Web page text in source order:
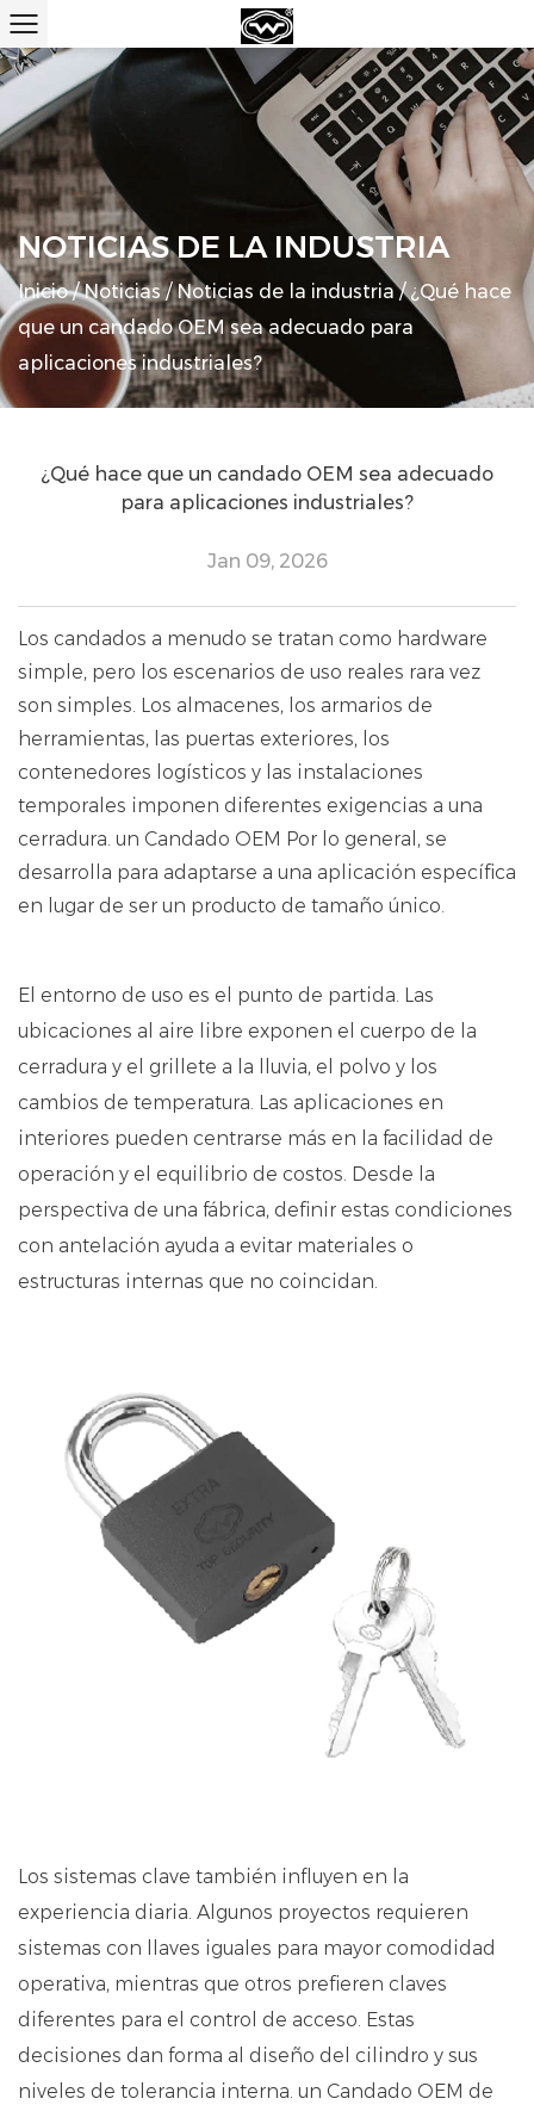
NOTICIAS DE LA INDUSTRIA
Inicio/Noticias/Noticias de la industria/¿Qué hace
que un candado OEM sea adecuado para
aplicaciones industriales?
¿Qué hace que un candado OEM sea adecuado
para aplicaciones industriales?
Jan 09, 2026
Los candados a menudo se tratan como hardware
simple, pero los escenarios de uso reales rara vez
son simples. Los almacenes, los armarios de
herramientas, las puertas exteriores, los
contenedores logísticos y las instalaciones
temporales imponen diferentes exigencias a una
cerradura. un Candado OEM Por lo general, se
desarrolla para adaptarse a una aplicación específica
en lugar de ser un producto de tamaño único.
El entorno de uso es el punto de partida. Las
ubicaciones al aire libre exponen el cuerpo de la
cerradura y el grillete a la lluvia, el polvo y los
cambios de temperatura. Las aplicaciones en
interiores pueden centrarse más en la facilidad de
operación y el equilibrio de costos. Desde la
perspectiva de una fábrica, definir estas condiciones
con antelación ayuda a evitar materiales o
estructuras internas que no coincidan.
Los sistemas clave también influyen en la
experiencia diaria. Algunos proyectos requieren
sistemas con llaves iguales para mayor comodidad
operativa, mientras que otros prefieren claves
diferentes para el control de acceso. Estas
decisiones dan forma al diseño del cilindro y sus
niveles de tolerancia interna. un Candado OEM de